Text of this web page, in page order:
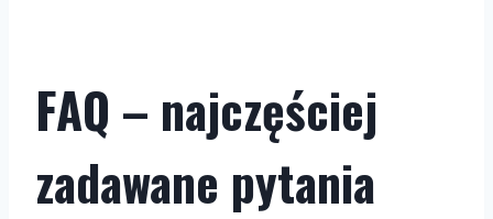
FAQ – najczęściej
zadawane pytania